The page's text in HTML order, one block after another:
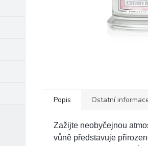
Popis Ostatní
Zažijte neobyčejnou
vůně představuje